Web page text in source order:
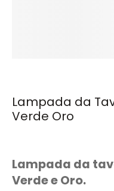
Lampada da
Verde Oro
Lampada da
Verde e Oro.